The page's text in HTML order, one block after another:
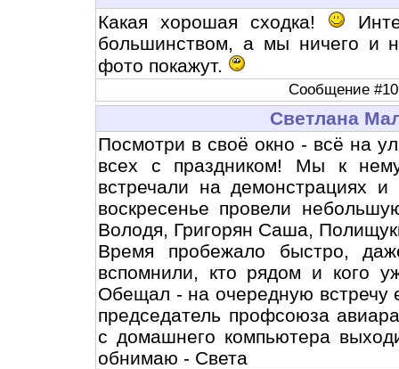
Какая хорошая сходка!
большинством, а мы ничего и
фото покажут.
Сообщение
Светлана
Посмотри в своё окно - всё на
всех с праздником! Мы к
встречали на
воскресенье провели
Володя, Григорян Саша,
Время пробежало быстро,
вспомнили, кто рядом и кого
Обещал - на очередную встречу
председатель профсоюза
с домашнего компьютера
обнимаю - Света